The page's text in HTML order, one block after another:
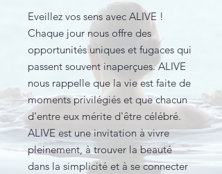
Eveillez vos sens avec ALIVE !
Chaque jour nous offre des
opportunités uniques et fugaces qui
passent souvent inaperçues. ALIVE
nous rappelle que la vie est faite de
moments privilégiés et que chacun
d'entre eux mérite d'être célébré.
ALIVE est une invitation à vivre
pleinement, à trouver la beauté
dans la simplicité et à se connecter